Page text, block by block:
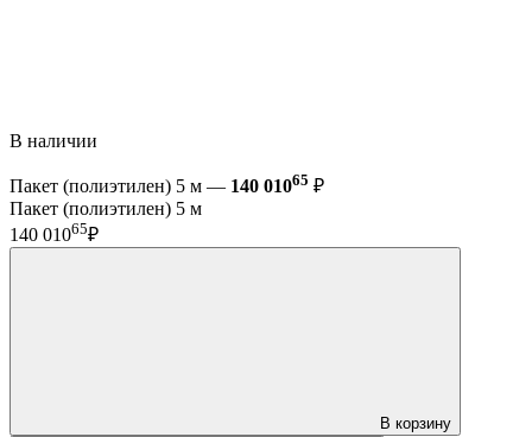
В наличии
Пакет (полиэтилен) 5 м — 140 01065 ₽
Пакет (полиэтилен) 5 м
140 01065₽
В корзину